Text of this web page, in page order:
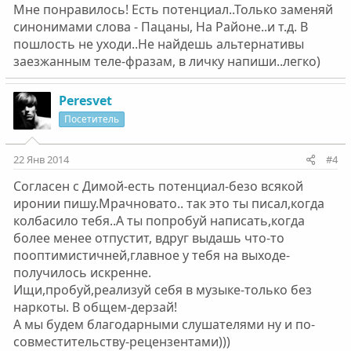
Мне понравилось! Есть потенциал..Только заменяй
синонимами слова - Пацаны, На Районе..и т.д. В
пошлость не уходи..Не найдешь альтернативы
заезжанным теле-фразам, в личку напиши..легко)
Peresvet
Посетитель
22 Янв 2014 #4
Согласен с Димой-есть потенциал-безо всякой
иронии пишу.Мрачновато.. так это ты писал,когда
колбасило тебя..А ты попробуй написать,когда
более менее отпустит, вдруг выдашь что-то
пооптимистичней,главное у тебя на выходе-
получилось искренне.
Ищи,пробуй,реализуй себя в музыке-только без
наркоты. В общем-дерзай!
А мы будем благодарными слушателями ну и по-
совместительству-рецензентами)))